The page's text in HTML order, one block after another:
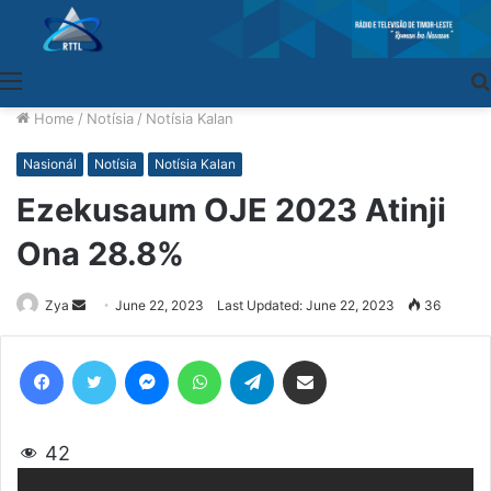
Home / Notísia / Notísia Kalan
Nasionál Notísia Notísia Kalan
Ezekusaum OJE 2023 Atinji
Ona 28.8%
Zya
Send
an
email
June 22, 2023 Last Updated: June 22, 2023 36
42